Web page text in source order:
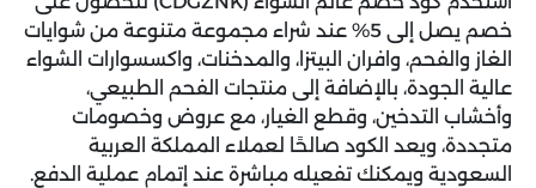
خصم يصل إلى 5% عند شراء مجموعة متنوعة من شوايات
الغاز والفحم، وافران البيتزا، والمدخنات، واكسسوارات الشواء
عالية الجودة، بالإضافة إلى منتجات الفحم الطبيعي،
وأخشاب التدخين، وقطع الغيار، مع عروض وخصومات
متجددة، ويعد الكود صالحًا لعملاء المملكة العربية
السعودية ويمكنك تفعيله مباشرة عند إتمام عملية الدفع.